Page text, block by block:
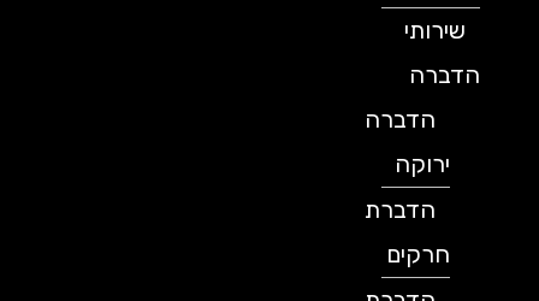
שירותי
הדברה
הדברה
ירוקה
הדברת
חרקים